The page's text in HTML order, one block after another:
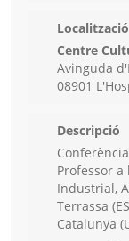
Localització
Centre
Avinguda
08901
Descripció
Professor a
Industrial,
Terrassa
Catalunya